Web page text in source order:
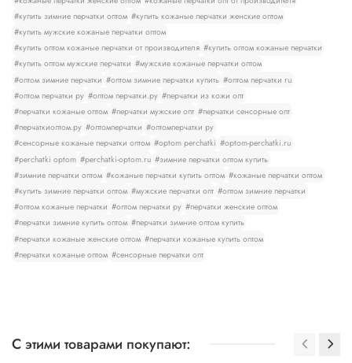
#купить зимние перчатки оптом #купить кожаные перчатки женские оптом
#купить мужские кожаные перчатки оптом
#купить оптом кожаные перчатки от производителя #купить оптом кожаные перчатки
#купить оптом мужские перчатки #мужские кожаные перчатки оптом
#оптом зимние перчатки #оптом зимние перчатки купить #оптом перчатки ru
#оптом перчатки ру #оптом перчатки.ру #перчатки из кожи опт
#перчатки кожаные оптом #перчатки мужские опт #перчатки сенсорные опт
#перчаткиоптом.ру #оптомперчатки #оптомперчатки ру
#сенсорные кожаные перчатки оптом #optom perchatki #optom-perchatki.ru
#perchatki optom #perchatki-optom.ru #зимние перчатки оптом купить
#зимние перчатки оптом #кожаные перчатки купить оптом #кожаные перчатки оптом
#купить зимние перчатки оптом #мужские перчатки опт #оптом зимние перчатки
#оптом кожаные перчатки #оптом перчатки ру #перчатки женские оптом
#перчатки зимние купить оптом #перчатки зимние оптом купить
#перчатки кожаные женские оптом #перчатки кожаные купить оптом
#перчатки кожаные оптом #сенсорные перчатки опт
С этими товарами покупают: